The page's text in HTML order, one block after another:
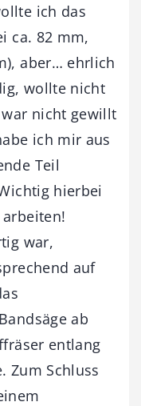
ich das
ca. 82 mm,
aber… ehrlich
wollte nicht
nicht gewillt
ich mir aus
Teil
hierbei
war,
auf
ab
entlang
Zum Schluss